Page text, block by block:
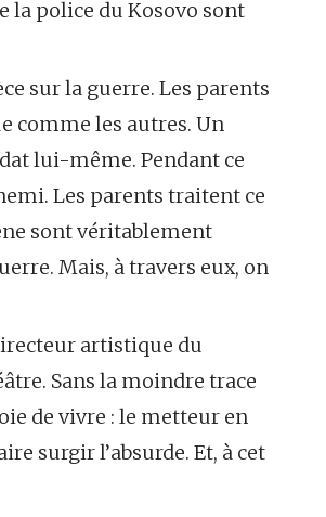
la police du Kosovo sont
sur la guerre. Les parents
comme les autres. Un
lui-même. Pendant ce
Les parents traitent ce
sont véritablement
Mais, à travers eux, on
artistique du
Sans la moindre trace
de vivre : le metteur en
surgir l’absurde. Et, à cet